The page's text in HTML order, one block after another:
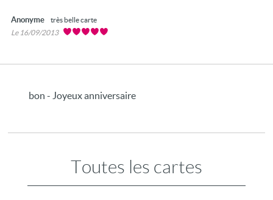
Anonyme
très belle carte
Le 16/09/2013
bon - Joyeux anniversaire
Toutes les cartes